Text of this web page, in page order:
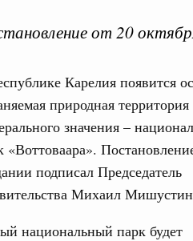
от 20
Карелия появится
природная территория
значения –
«Воттоваара».
подписал Председатель
Михаил
национальный парк будет
9 августа, воскресенье
в сфере строительства